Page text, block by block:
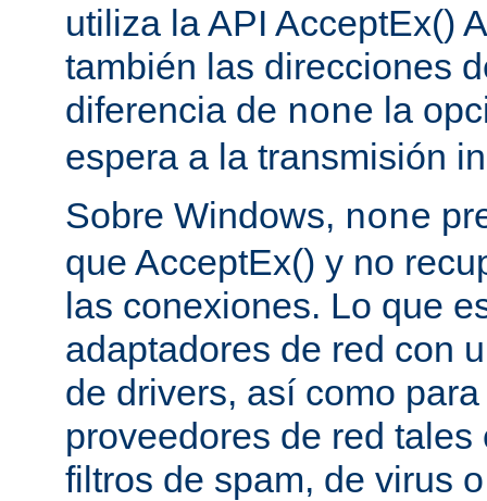
utiliza la API AcceptEx()
también las direcciones
diferencia de none la
espera a la transmisión
Sobre Windows, none
que AcceptEx() y no
las conexiones. Lo que
adaptadores de red con
de drivers, así como
proveedores de red
filtros de spam, de virus